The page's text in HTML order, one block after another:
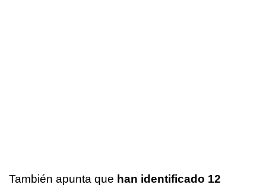
También apunta que han identificado 12